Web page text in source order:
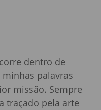
dentro de
palavras
missão. Sempre
traçado pela arte